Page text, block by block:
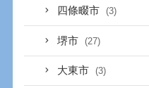
四條畷市 (3)
堺市 (27)
大東市 (3)